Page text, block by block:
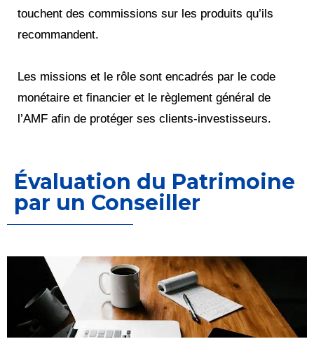
touchent des commissions sur les produits qu’ils
recommandent.
Les missions et le rôle sont encadrés par le code
monétaire et financier et le règlement général de
l’AMF afin de protéger ses clients-investisseurs.
Évaluation du Patrimoine
par un Conseiller